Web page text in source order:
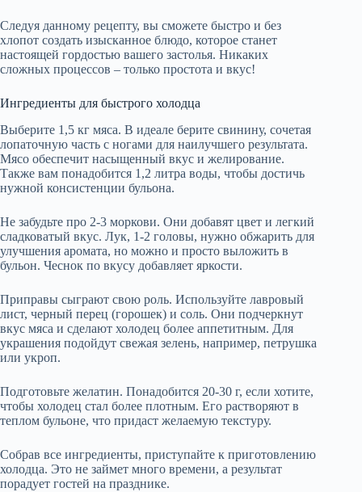
Следуя данному рецепту, вы сможете быстро и без
хлопот создать изысканное блюдо, которое станет
настоящей гордостью вашего застолья. Никаких
сложных процессов – только простота и вкус!
Ингредиенты для быстрого холодца
Выберите 1,5 кг мяса. В идеале берите свинину, сочетая
лопаточную часть с ногами для наилучшего результата.
Мясо обеспечит насыщенный вкус и желирование.
Также вам понадобится 1,2 литра воды, чтобы достичь
нужной консистенции бульона.
Не забудьте про 2-3 моркови. Они добавят цвет и легкий
сладковатый вкус. Лук, 1-2 головы, нужно обжарить для
улучшения аромата, но можно и просто выложить в
бульон. Чеснок по вкусу добавляет яркости.
Приправы сыграют свою роль. Используйте лавровый
лист, черный перец (горошек) и соль. Они подчеркнут
вкус мяса и сделают холодец более аппетитным. Для
украшения подойдут свежая зелень, например, петрушка
или укроп.
Подготовьте желатин. Понадобится 20-30 г, если хотите,
чтобы холодец стал более плотным. Его растворяют в
теплом бульоне, что придаст желаемую текстуру.
Собрав все ингредиенты, приступайте к приготовлению
холодца. Это не займет много времени, а результат
порадует гостей на празднике.